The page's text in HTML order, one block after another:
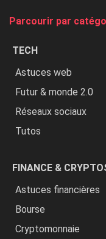
Parcourir par
TECH
Astuces web
Futur & monde 2.0
Réseaux sociaux
Tutos
FINANCE &
Astuces financières
Bourse
Cryptomonnaie